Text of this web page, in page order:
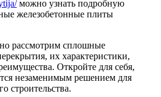
можно узнать подробную
железобетонные плиты
рассмотрим сплошные
их характеристики,
Откройте для себя,
незаменимым решением для
строительства.